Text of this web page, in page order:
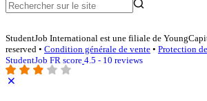
StudentJob International est une filiale de
reserved • Condition générale de vente • Protection
StudentJob FR score 4.5 - 10 reviews